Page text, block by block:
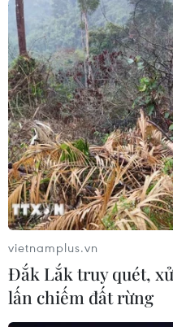
Thi tuyển sinh lớp 6
Nội: Áp lực đến từ
vietnamplus.vn
Đắk Lắk truy quét,
lấn chiếm đất rừng